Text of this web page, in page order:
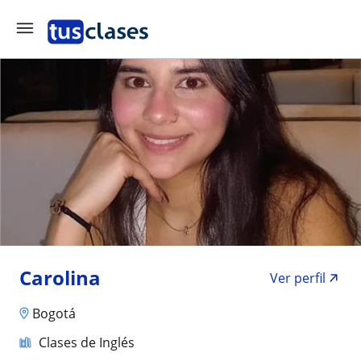
Carolina
Ver perfil
Bogotá
Clases de Inglés